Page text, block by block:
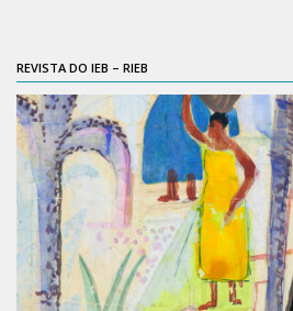
REVISTA DO IEB – RIEB